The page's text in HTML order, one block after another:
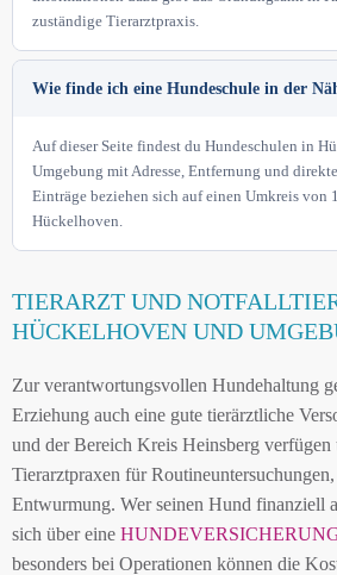
zuständige Tierarztpraxis.
Wie finde ich eine Hundeschule in der
Auf dieser Seite findest du Hundeschulen in
Umgebung mit Adresse, Entfernung und
Einträge beziehen sich auf einen Umkreis von
Hückelhoven.
TIERARZT UND
HÜCKELHOVEN UND
Zur verantwortungsvollen Hundehaltung
Erziehung auch eine gute tierärztliche
und der Bereich Kreis Heinsberg verfügen
Tierarztpraxen für
Entwurmung. Wer seinen Hund finanziell
sich über eine
besonders bei Operationen können die